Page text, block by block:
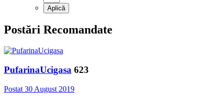
Postări Recomandate
PufarinaUcigasa 623
Postat 30 August 2019